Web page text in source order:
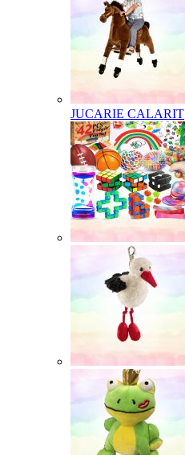
JUCARIE CALARIT